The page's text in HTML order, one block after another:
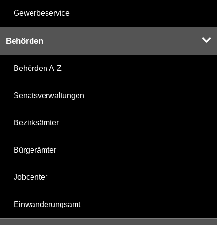
Gewerbeservice
Behörden
Behörden A-Z
Senatsverwaltungen
Bezirksämter
Bürgerämter
Jobcenter
Einwanderungsamt